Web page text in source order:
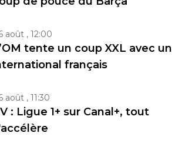
août , 12:00
tente un coup XXL avec un
français
août , 11:30
: Ligue 1+ sur Canal+, tout